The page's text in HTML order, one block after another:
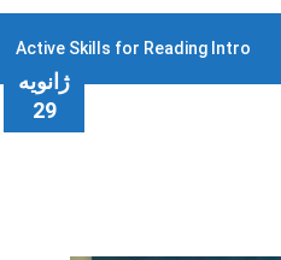
Active Skills for Reading Intro
ژانویه
29